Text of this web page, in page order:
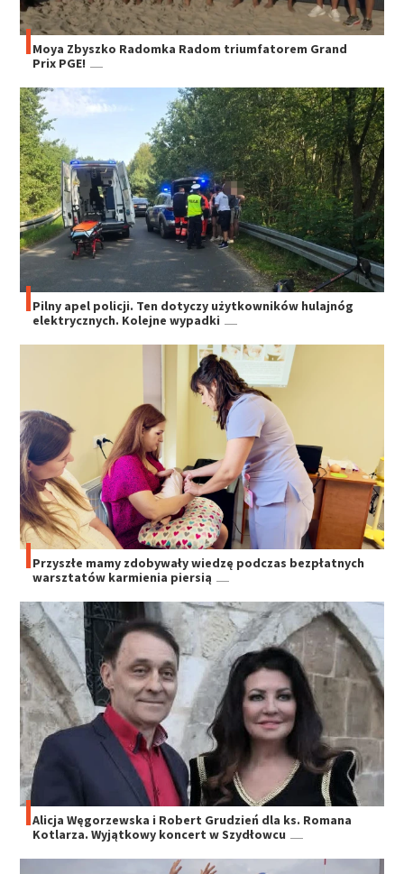
Moya Zbyszko Radomka Radom triumfatorem Grand
Prix PGE!
Pilny apel policji. Ten dotyczy użytkowników hulajnóg
elektrycznych. Kolejne wypadki
Przyszłe mamy zdobywały wiedzę podczas bezpłatnych
warsztatów karmienia piersią
Alicja Węgorzewska i Robert Grudzień dla ks. Romana
Kotlarza. Wyjątkowy koncert w Szydłowcu